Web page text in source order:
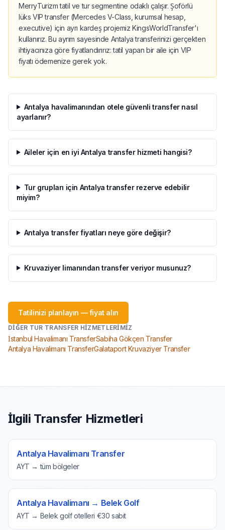
MerryTurizm tatil ve tur segmentine odaklı çalışır. Şoförlü
lüks VIP transfer (Mercedes V-Class, kurumsal hesap,
executive) için ayrı kardeş projemiz KingsWorldTransfer'ı
kullanırız. Bu ayrım sayesinde Antalya transferinizi gerçekten
ihtiyacınıza göre fiyatlandırırız: tatil yapan bir aile için VIP
fiyatı ödemenize gerek yok.
Antalya havalimanından otele güvenli transfer nasıl
ayarlanır?
Aileler için en iyi Antalya transfer hizmeti hangisi?
Tur grupları için Antalya transfer rezerve edebilir
miyim?
Antalya transfer fiyatları neye göre değişir?
Kruvaziyer limanından transfer veriyor musunuz?
Tatilinizi planlayın — fiyat alın
DIĞER TUR TRANSFER HIZMETLERIMIZ
İstanbul Havalimanı TransferSabiha Gökçen Transfer
Antalya Havalimanı TransferGalataport Kruvaziyer Transfer
İlgili Transfer Hizmetleri
Antalya Havalimanı Transfer
AYT → tüm bölgeler
Antalya Havalimanı → Belek Golf
AYT → Belek golf otelleri €30 sabit